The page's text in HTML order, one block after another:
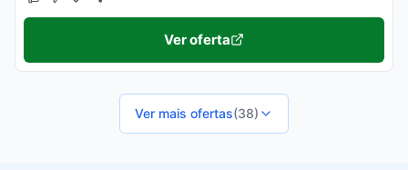
Ver oferta
Ver mais ofertas(38)